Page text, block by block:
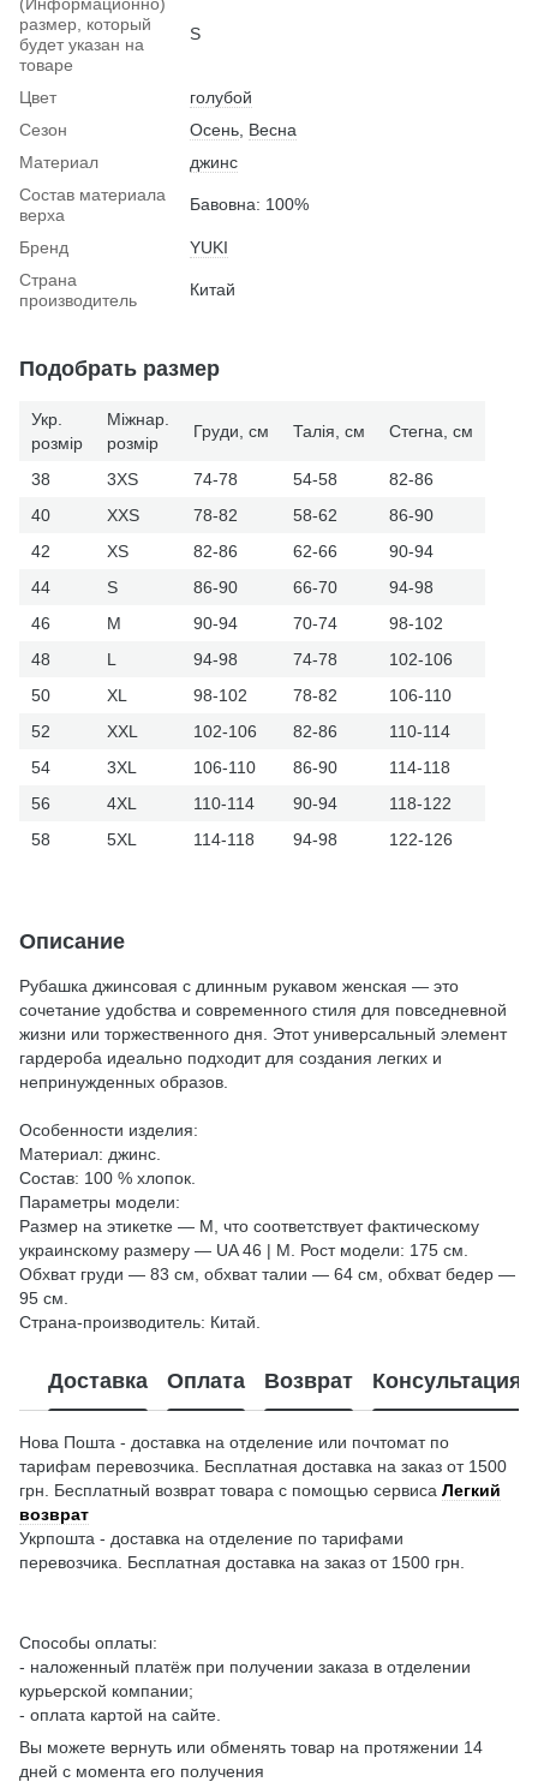
размер, который
будет указан на
товаре
S
Цвет
голубой
Сезон
Осень Весна
Материал
джинс
Состав материала
верха
Бавовна: 100%
Бренд
YUKI
Страна
производитель
Китай
Подобрать размер
Укр.
розмір
Міжнар.
розмір
Груди, см Талія, см Стегна, см
38 3XS 74-78 54-58
82-86
40
XXS 78-82 58-62
86-90
42
XS 82-86 62-66
90-94
44
S 86-90 66-70
94-98
46
M 90-94 70-74
98-102
48
L 94-98 74-78
102-106
50
XL 98-102 78-82
106-110
52
XXL 102-106 82-86
110-114
54
3XL 106-110 86-90
114-118
56
4XL 110-114 90-94
118-122
58
5XL 114-118 94-98 122-126
Описание
Рубашка джинсовая с длинным рукавом женская — это
сочетание удобства и современного стиля для повседневной
жизни или торжественного дня. Этот универсальный элемент
гардероба идеально подходит для создания легких и
непринужденных образов.
Особенности изделия:
Материал: джинс.
Состав: 100 % хлопок.
Параметры модели:
Размер на этикетке — М, что соответствует фактическому
украинскому размеру — UA 46 | М. Рост модели: 175 см.
Обхват груди — 83 см, обхват талии — 64 см, обхват бедер —
95 см.
Страна-производитель: Китай.
Доставка Оплата Возврат Консультация
Нова Пошта - доставка на отделение или почтомат по
тарифам перевозчика. Бесплатная доставка на заказ от 1500
грн. Бесплатный возврат товара с помощью сервиса Легкий
возврат
Укрпошта - доставка на отделение по тарифами
перевозчика. Бесплатная доставка на заказ от 1500 грн.
Способы оплаты:
- наложенный платёж при получении заказа в отделении
курьерской компании;
- оплата картой на сайте.
Вы можете вернуть или обменять товар на протяжении 14
дней с момента его получения